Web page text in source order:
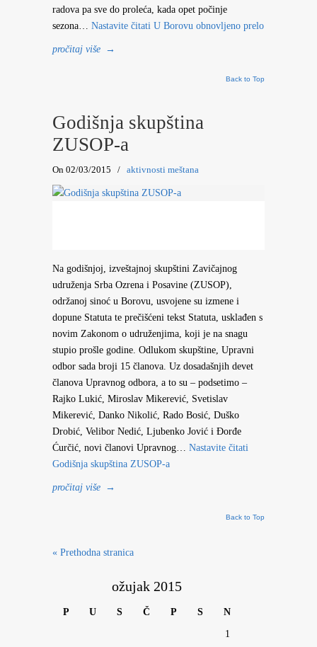
radova pa sve do proleća, kada opet počinje
sezona… Nastavite čitati U Borovu obnovljeno prelo
pročitaj više →
Back to Top
Godišnja skupština
ZUSOP-a
On 02/03/2015 / aktivnosti meštana
Na godišnjoj, izveštajnoj skupštini Zavičajnog
udruženja Srba Ozrena i Posavine (ZUSOP),
održanoj sinoć u Borovu, usvojene su izmene i
dopune Statuta te prečišćeni tekst Statuta, usklađen s
novim Zakonom o udruženjima, koji je na snagu
stupio prošle godine. Odlukom skupštine, Upravni
odbor sada broji 15 članova. Uz dosadašnjih devet
članova Upravnog odbora, a to su – podsetimo –
Rajko Lukić, Miroslav Mikerević, Svetislav
Mikerević, Danko Nikolić, Rado Bosić, Duško
Drobić, Velibor Nedić, Ljubenko Jović i Đorđe
Ćurčić, novi članovi Upravnog… Nastavite čitati
Godišnja skupština ZUSOP-a
pročitaj više →
Back to Top
« Prethodna stranica
ožujak 2015
P U S Č P S N
1